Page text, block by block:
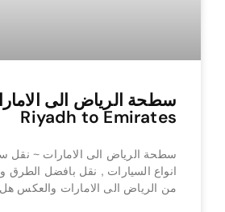
سطحة الرياض الى
Riyadh to Emirates
سطحة الرياض الى الامارات ~ نقل
انواع السيارات , نقل بافضل الطرق
من الرياض الى الامارات والعكس هل